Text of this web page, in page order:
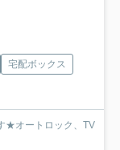
宅配ボックス
★オートロック、TV